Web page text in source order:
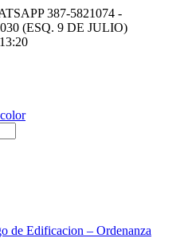
387-5821074 -
(ESQ. 9 DE JULIO)
de Edificacion – Ordenanza